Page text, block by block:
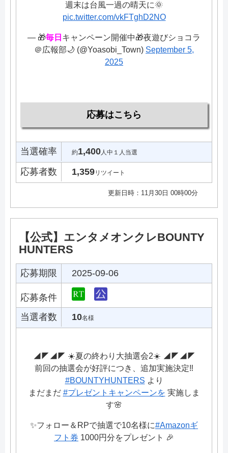
週末は台風一過の晴天に🌞
pic.twitter.com/vkFTghD2NO
— 🎁毎日 キャンペーン開催中🎁夜遊びショコラ
＠広報部🌙 (@Yoasobi_Town) September 5,
2025
応募はこちら
当選確率 約1,400人中１人当選
応募者数 1,359リツイート
更新日時：11月30日 00時00分
【公式】エンタメオンクレBOUNTY
HUNTERS
応募期限 2025-09-06
応募条件
当選者数
10名様
◢◤◢◤ ☀️夏の終わり大抽選会2☀️ ◢◤◢◤
前回の抽選会が好評につき、追加実施決定‼️
#BOUNTYHUNTERS より
まだまだ #プレゼントキャンペーンを 実施しま
す🌸
✨フォロー＆RPで抽選で10名様に#Amazonギ
フト券 1000円分をプレゼント 🎉